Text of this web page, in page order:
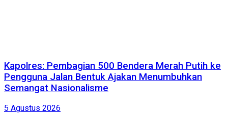
Kapolres: Pembagian 500 Bendera Merah Putih ke
Pengguna Jalan Bentuk Ajakan Menumbuhkan
Semangat Nasionalisme
5 Agustus 2026